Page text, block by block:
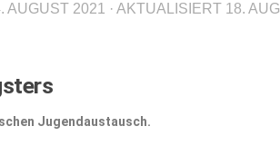
AUGUST 2021 · AKTUALISIERT 18.
Jugendaustausch.